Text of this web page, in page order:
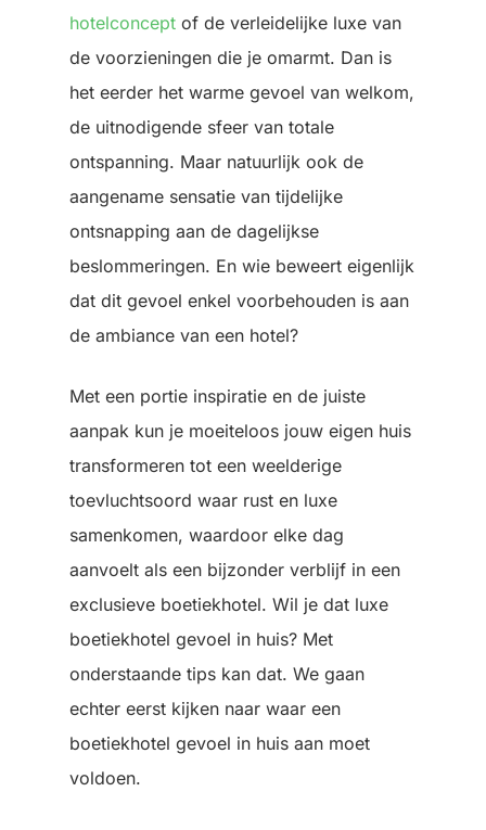
hotelconcept of de verleidelijke luxe van
de voorzieningen die je omarmt. Dan is
het eerder het warme gevoel van welkom,
de uitnodigende sfeer van totale
ontspanning. Maar natuurlijk ook de
aangename sensatie van tijdelijke
ontsnapping aan de dagelijkse
beslommeringen. En wie beweert eigenlijk
dat dit gevoel enkel voorbehouden is aan
de ambiance van een hotel?
Met een portie inspiratie en de juiste
aanpak kun je moeiteloos jouw eigen huis
transformeren tot een weelderige
toevluchtsoord waar rust en luxe
samenkomen, waardoor elke dag
aanvoelt als een bijzonder verblijf in een
exclusieve boetiekhotel. Wil je dat luxe
boetiekhotel gevoel in huis? Met
onderstaande tips kan dat. We gaan
echter eerst kijken naar waar een
boetiekhotel gevoel in huis aan moet
voldoen.